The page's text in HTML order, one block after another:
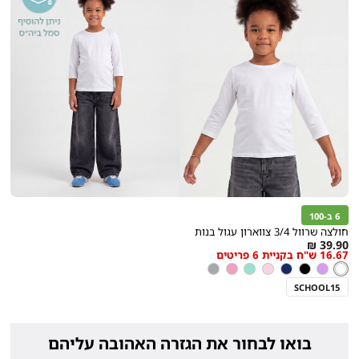
6 ב-100
חולצה שרוול 3/4 צווארון עגול בנות
As
low
as
39.90 ₪
16.67 ש"ח בקניית 6 פריטים
צבע
לבן
לבן סגולשחורכחול
שחור
ורוד מנטהורוד אפור
SCHOOL15
בואו לבחור את הגזרה האהובה עליהם